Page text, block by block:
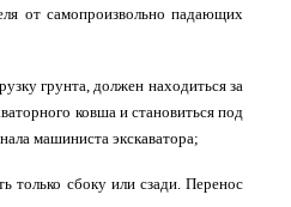
от самопроизвольно падающих
грунта, должен находиться за
ковша и становиться под
машиниста экскаватора;
только сбоку или сзади. Перенос